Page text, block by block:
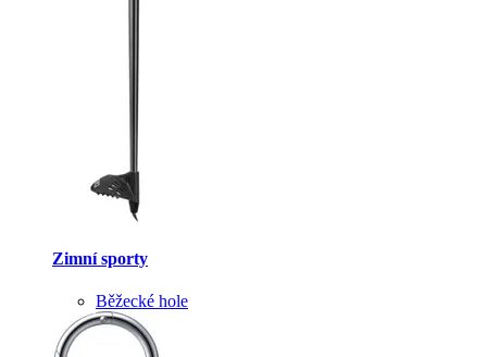
Zimní sporty
Běžecké hole